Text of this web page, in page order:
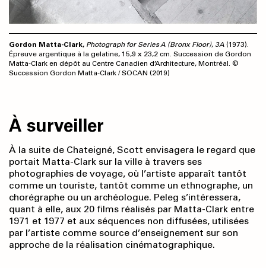
Gordon Matta-Clark, Photograph for Series A (Bronx Floor), 3A (1973).
Épreuve argentique à la gelatine, 15,9 x 23,2 cm. Succession de Gordon
Matta-Clark en dépôt au Centre Canadien d’Architecture, Montréal. ©
Succession Gordon Matta-Clark / SOCAN (2019)
À surveiller
À la suite de Chateigné, Scott envisagera le regard que
portait Matta-Clark sur la ville à travers ses
photographies de voyage, où l’artiste apparaît tantôt
comme un touriste, tantôt comme un ethnographe, un
chorégraphe ou un archéologue. Peleg s’intéressera,
quant à elle, aux 20 films réalisés par Matta-Clark entre
1971 et 1977 et aux séquences non diffusées, utilisées
par l’artiste comme source d’enseignement sur son
approche de la réalisation cinématographique.